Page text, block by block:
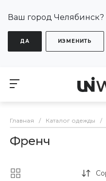
Ваш город Челябинск?
ДА ИЗМЕНИТЬ
Главная / Каталог одежды /
Френч